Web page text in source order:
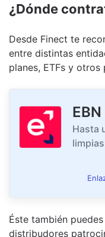
¿Dónde
Desde Finect te
entre distintas
planes, ETFs y
Hasta
Éste también
distribudores